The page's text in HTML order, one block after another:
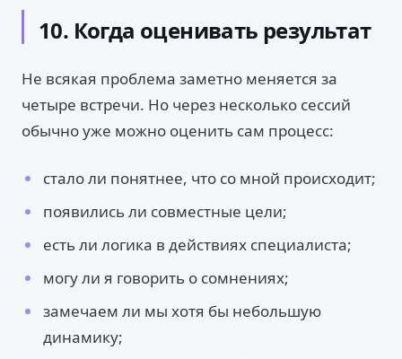
10. Когда оценивать результат
Не всякая проблема заметно меняется за
четыре встречи. Но через несколько сессий
обычно уже можно оценить сам процесс:
стало ли понятнее, что со мной происходит;
появились ли совместные цели;
есть ли логика в действиях специалиста;
могу ли я говорить о сомнениях;
замечаем ли мы хотя бы небольшую
динамику;